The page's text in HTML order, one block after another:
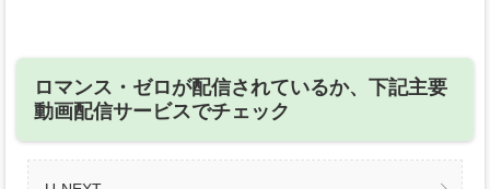
ロマンス・ゼロが配信されているか、下記主要
動画配信サービスでチェック